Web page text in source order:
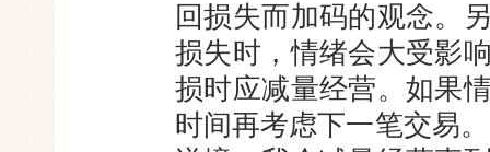
回损失而加码的观念。
损失时，情绪会大受影
损时应减量经营。如果
时间再考虑下一笔交易